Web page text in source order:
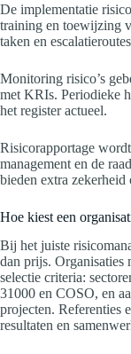
De implementatie
training en toewijzing
taken en
Monitoring risico’s
met KRIs. Periodieke
het register actueel.
Risicorapportage
management en de
bieden extra
Hoe kiest een
Bij het juiste
dan prijs. Organisaties
selectie criteria:
31000 en COSO, en
projecten. Referenties
resultaten en